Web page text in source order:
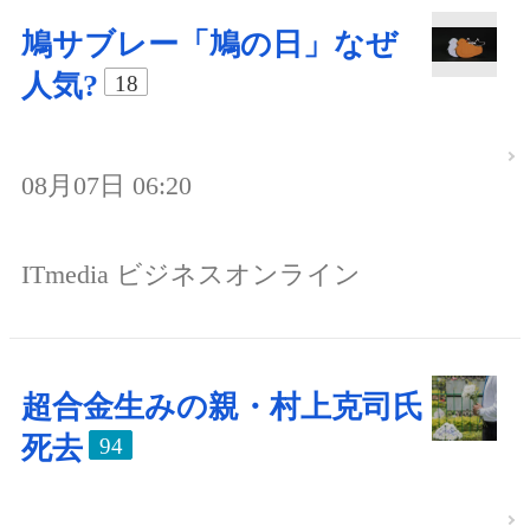
鳩サブレー「鳩の日」なぜ
人気?
18
08月07日 06:20
ITmedia ビジネスオンライン
超合金生みの親・村上克司氏
死去
94